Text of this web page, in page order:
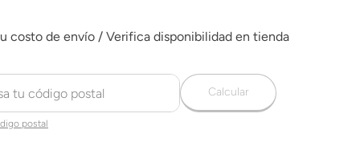
postal
Calcular